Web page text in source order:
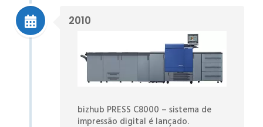
2010
bizhub PRESS C8000 – sistema de
impressão digital é lançado.